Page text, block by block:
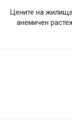
Цените на
анемичен